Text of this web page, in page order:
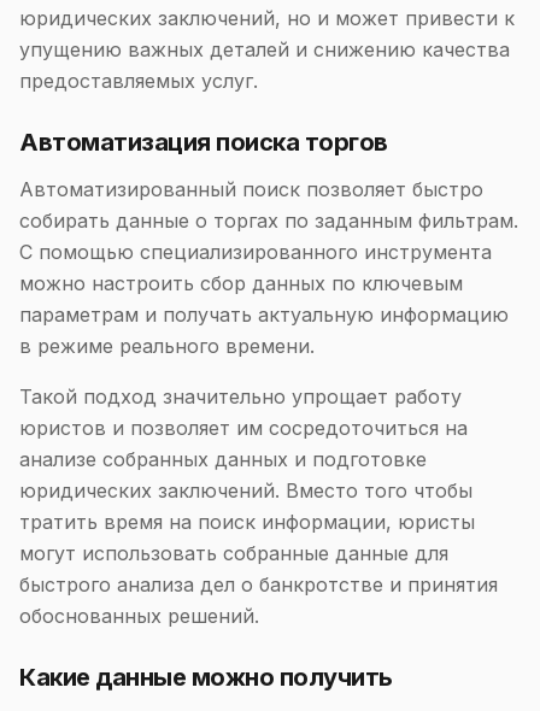
юридических заключений, но и может привести к
упущению важных деталей и снижению качества
предоставляемых услуг.
Автоматизация поиска торгов
Автоматизированный поиск позволяет быстро
собирать данные о торгах по заданным фильтрам.
С помощью специализированного инструмента
можно настроить сбор данных по ключевым
параметрам и получать актуальную информацию
в режиме реального времени.
Такой подход значительно упрощает работу
юристов и позволяет им сосредоточиться на
анализе собранных данных и подготовке
юридических заключений. Вместо того чтобы
тратить время на поиск информации, юристы
могут использовать собранные данные для
быстрого анализа дел о банкротстве и принятия
обоснованных решений.
Какие данные можно получить